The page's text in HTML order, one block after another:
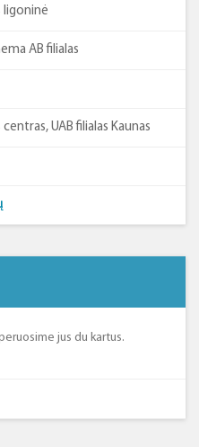
ligoninė
AB filialas
UAB filialas Kaunas
jus du kartus.